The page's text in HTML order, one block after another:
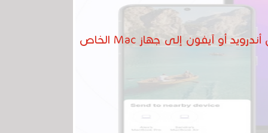
باستخدام هذا التطبيق الذي أنشأه موظف سابق ، يمكنك نقل الملفات بسرعة من هاتفك المحمول أندرويد أو آيفون إلى جهاز Mac الخاص